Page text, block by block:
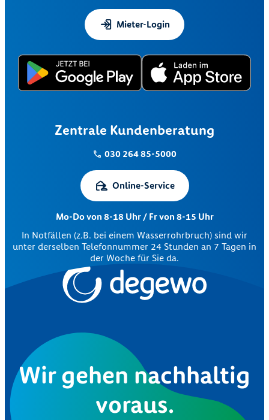
Mieter-Login
Zentrale Kundenberatung
030 264 85-5000
Online-Service
Mo-Do von 8-18 Uhr / Fr von 8-15 Uhr
In Notfällen (z.B. bei einem Wasserrohrbruch) sind wir
unter derselben Telefonnummer 24 Stunden an 7 Tagen in
der Woche für Sie da.
Wir gehen nachhaltig
voraus.